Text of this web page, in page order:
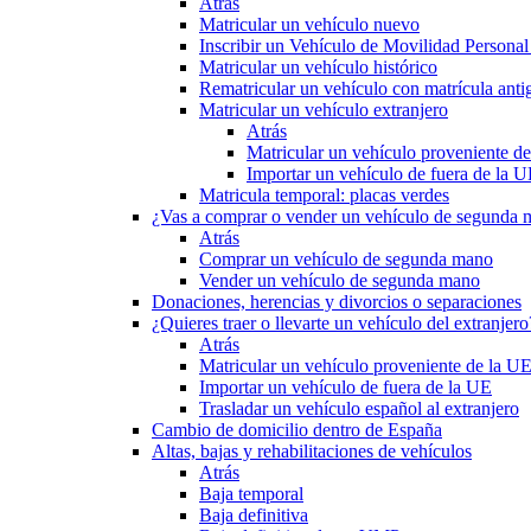
Matricular un vehículo nuevo
Inscribir un Vehículo de Movilidad
Matricular un vehículo histórico
Rematricular un vehículo con matrícula
Matricular un vehículo extranjero
Atrás
Matricular un vehículo proveniente
Importar un vehículo de fuera de la
Matricula temporal: placas verdes
¿Vas a comprar o vender un vehículo de segunda
Atrás
Comprar un vehículo de segunda mano
Vender un vehículo de segunda mano
Donaciones, herencias y divorcios o separaciones
¿Quieres traer o llevarte un vehículo del
Atrás
Matricular un vehículo proveniente de la UE
Importar un vehículo de fuera de la UE
Trasladar un vehículo español al extranjero
Cambio de domicilio dentro de España
Altas, bajas y rehabilitaciones de vehículos
Atrás
Baja temporal
Baja definitiva